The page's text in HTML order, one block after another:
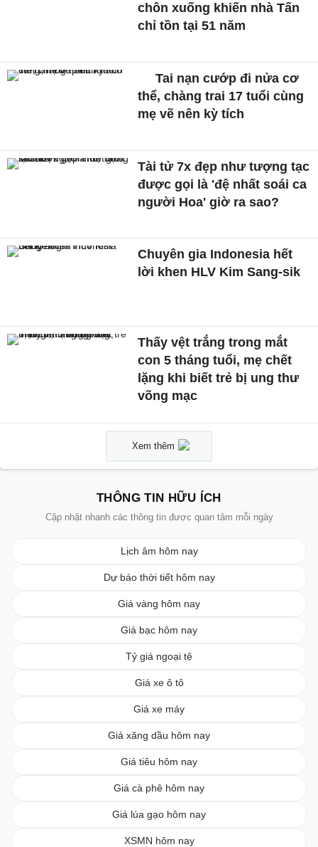
chôn xuống khiến nhà Tấn
chỉ tồn tại 51 năm
Tai nạn cướp đi nửa cơ
thể, chàng trai 17 tuổi cùng
mẹ vẽ nên kỳ tích
Tài tử 7x đẹp như tượng tạc
được gọi là 'đệ nhất soái ca
người Hoa' giờ ra sao?
Chuyên gia Indonesia hết
lời khen HLV Kim Sang-sik
Thấy vệt trắng trong mắt
con 5 tháng tuổi, mẹ chết
lặng khi biết trẻ bị ung thư
võng mạc
Xem thêm
THÔNG TIN HỮU ÍCH
Cập nhật nhanh các thông tin được quan tâm mỗi ngày
Lịch âm hôm nay
Dự báo thời tiết hôm nay
Giá vàng hôm nay
Giá bạc hôm nay
Tỷ giá ngoại tệ
Giá xe ô tô
Giá xe máy
Giá xăng dầu hôm nay
Giá tiêu hôm nay
Giá cà phê hôm nay
Giá lúa gạo hôm nay
XSMN hôm nay